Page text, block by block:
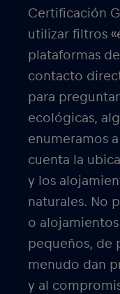
Certificación
utilizar filtros
plataformas
contacto
para
ecológicas,
enumeramos
cuenta la
y los
naturales. No
o
pequeños, de
menudo dan
y al